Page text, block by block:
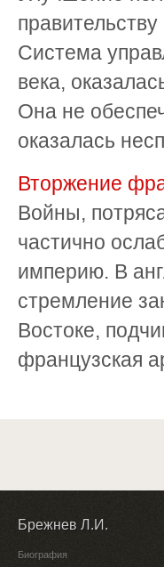
Система
века,
Она не
оказалась
Вторжение
Войны,
частично
империю. В
стремление
Востоке,
французская
Брежнев Л.И.
Биография